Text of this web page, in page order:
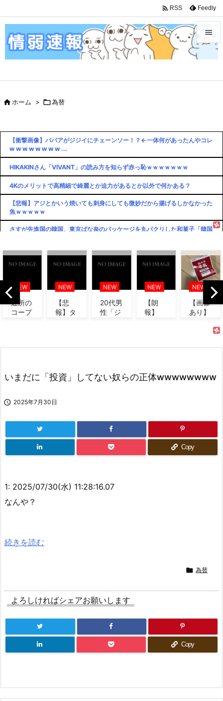



次へ

 RSS Feedly
ホーム > 為替
【衝撃画像】ババアがジジイにチェーンソー！？←一体何があったんやコレ
w w w w w w w w ...
HIKAKINさん「VIVANT」の読み方を知らず赤っ恥ｗｗｗｗｗｗｗ
4Kのメリットで高精細で綺麗とか迫力があるとか以外で何かある？
【悲報】アジとかいう焼いても刺身にしても微妙だから揚げるしかなかった
魚ｗｗｗｗｗ
さすが先進国の韓国、東京ばな奈のパッケージを丸パクリした和菓子「韓国
岩屋氏「クルド人のビザ免除一時停止は直ちに実施することは考えていな
い」
ハードオフに売っていた4万4000円のフィギュアがヤバすぎるｗｗｗｗｗ
ｗ「こんな高いの？ｗｗ」「逆に...
小笠原6失点KO→立浪監督「原因は本人が一番分かってる」小笠原「原因が
分からない」
ゴルフアニメ「BIRDIE WING」2期、来年1月放送決定！ 新PV＆ビジュア
ドラゴンボール最新強さランキング、ベジータがTOP10にすら入れなくて
おジャ魔女どれみ：YouTubeで全51話配信 関弘美P「ファンの方々のおか
げです」
三大アイドルアニメ、決まる
橋本環奈が「ONE PIECE」で一番好きなキャラクター語る橋本環奈が「ON
E PIECE」で一番好...
シャンクス「楽しかったぜぇ！ルフィ、お前との友情ごっこをよぉwww」
【初日：1銘柄】5/31(火) 増担解除予報
【悲
報】タ
かりま
NEW
20代男
性「ジ
たらリ
NEW
【朗
報】
6カ月
ｗ...
NEW
【画像
あり】
g×2
NEW
カズレ
ーザー
価値、
NEW
いまだに「投資」してない奴らの正体wwwwwwww
 2025年7月30日
Copy
1: 2025/07/30(水) 11:28:16.07
なんや？
続きを読む
 為替
よろしければシェアお願いします
Copy